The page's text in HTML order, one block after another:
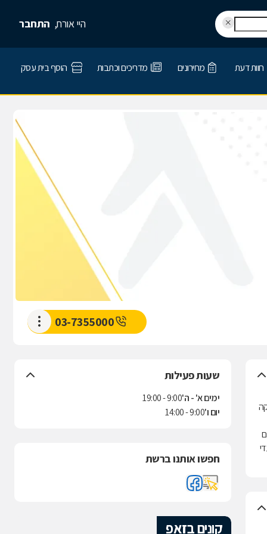
היי אורח, התחבר
חוות דעת מחירונים מדריכים וכתבות הוסף בית עסק
03-7355000
שעות פעילות
ימים א' - ה'9:00 - 19:00
יום ו'9:00 - 14:00
חפשו אותנו ברשת
קונים בזאפ